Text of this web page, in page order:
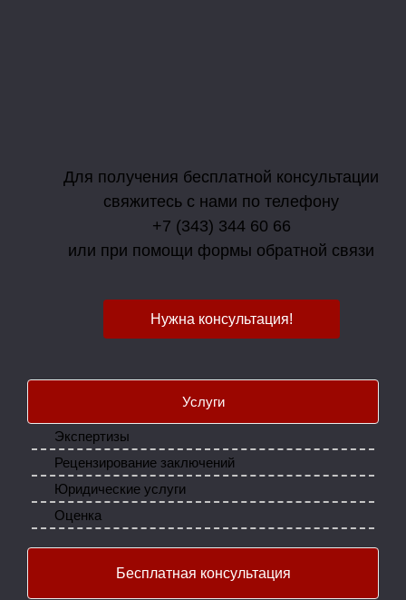
Для получения бесплатной консультации
свяжитесь с нами по телефону
+7 (343) 344 60 66
или при помощи формы обратной связи
Нужна консультация!
Услуги
Экспертизы
Рецензирование заключений
Юридические услуги
Оценка
Бесплатная консультация